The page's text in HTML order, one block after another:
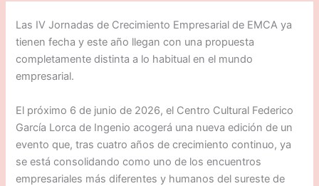
Las IV Jornadas de Crecimiento Empresarial de EMCA ya
tienen fecha y este año llegan con una propuesta
completamente distinta a lo habitual en el mundo
empresarial.
El próximo 6 de junio de 2026, el Centro Cultural Federico
García Lorca de Ingenio acogerá una nueva edición de un
evento que, tras cuatro años de crecimiento continuo, ya
se está consolidando como uno de los encuentros
empresariales más diferentes y humanos del sureste de